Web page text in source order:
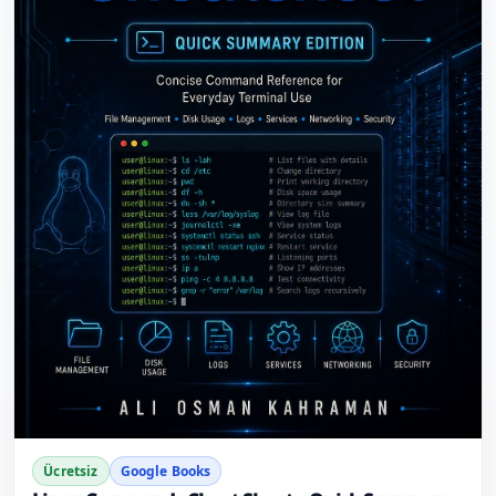
üzerinden root girişini (PermitRootLogin no) engelleme.
Sistem Denetimi (Audit): Gece 03:00'te sunucuya kim
girdi? last, who ve auth.log üzerinden şüpheli aktiviteleri,
başarısız brute-force denemelerini ve yetkisiz sudo
kullanımlarını geriye dönük okuma refleksi. Kimler İçin?
"Çalışsın yeter" demek yerine sistemini görünmez
risklere karşı korumak isteyen, güvenlik açıklarını
oluşmadan önce okuyabilmeyi hedefleyen tüm Sistem
Yöneticileri ve BT profesyonelleri için.
Ücretsiz Google Books